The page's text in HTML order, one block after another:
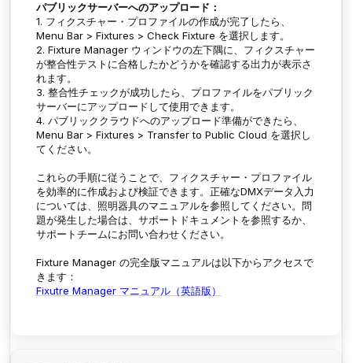
パブリックサーバーへのアップロード：
1. フィクスチャー・プロファイルの作成が完了したら、
Menu Bar > Fixtures > Check Fixture を選択します。
2. Fixture Manager ウィンドウの左下隅に、フィクスチャー
が整合性テストに合格したかどうかを確認する出力が表示さ
れます。
3. 整合性チェックが成功したら、プロファイルをパブリック
サーバーにアップロードして使用できます。
4. パブリッククラウドへのアップロード準備ができたら、
Menu Bar > Fixtures > Transfer to Public Cloud を選択し
てください。
これらの手順に従うことで、フィクスチャー・プロファイル
を効率的に作成および検証できます。正確なDMXデータ入力
については、照明器具のマニュアルを参照してください。問
題が発生した場合は、サポートドキュメントを参照するか、
サポートチームにお問い合わせください。
Fixture Manager の完全版マニュアルは以下からアクセスで
きます：
Fixutre Manager マニュアル（英語版）